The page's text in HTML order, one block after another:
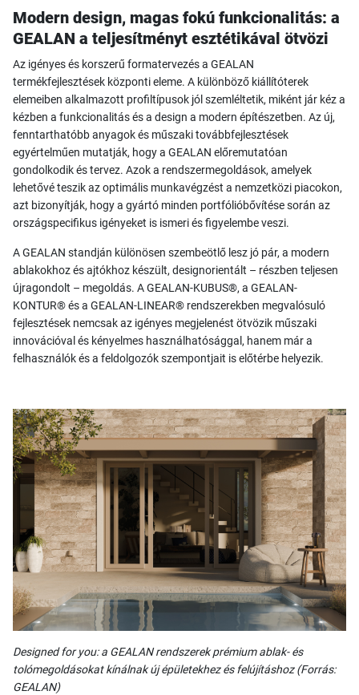
Modern design, magas fokú funkcionalitás: a
GEALAN a teljesítményt esztétikával ötvözi
Az igényes és korszerű formatervezés a GEALAN
termékfejlesztések központi eleme. A különböző kiállítóterek
elemeiben alkalmazott profiltípusok jól szemléltetik, miként jár kéz a
kézben a funkcionalitás és a design a modern építészetben. Az új,
fenntarthatóbb anyagok és műszaki továbbfejlesztések
egyértelműen mutatják, hogy a GEALAN előremutatóan
gondolkodik és tervez. Azok a rendszermegoldások, amelyek
lehetővé teszik az optimális munkavégzést a nemzetközi piacokon,
azt bizonyítják, hogy a gyártó minden portfólióbővítése során az
országspecifikus igényeket is ismeri és figyelembe veszi.
A GEALAN standján különösen szembeötlő lesz jó pár, a modern
ablakokhoz és ajtókhoz készült, designorientált – részben teljesen
újragondolt – megoldás. A GEALAN-KUBUS®, a GEALAN-
KONTUR® és a GEALAN-LINEAR® rendszerekben megvalósuló
fejlesztések nemcsak az igényes megjelenést ötvözik műszaki
innovációval és kényelmes használhatósággal, hanem már a
felhasználók és a feldolgozók szempontjait is előtérbe helyezik.
Designed for you: a GEALAN rendszerek prémium ablak- és
tolómegoldásokat kínálnak új épületekhez és felújításhoz (Forrás:
GEALAN)